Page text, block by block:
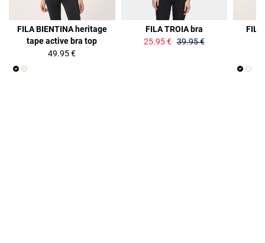
FILA BIENTINA heritage
tape active bra top
49.95 €
FILA TROIA bra
25.95 € 39.95 €
FILA